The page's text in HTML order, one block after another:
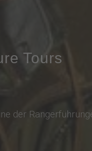
Tours
der